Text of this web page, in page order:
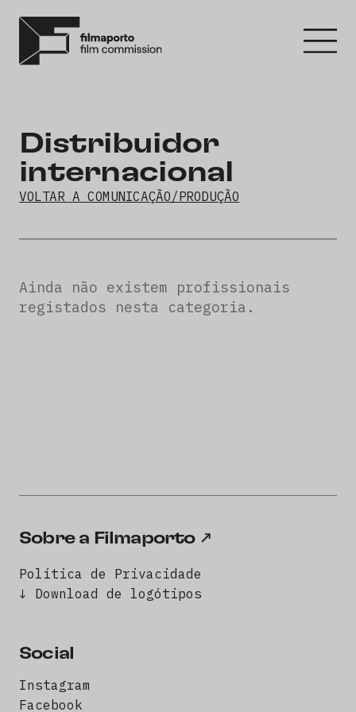
Distribuidor
internacional
VOLTAR A COMUNICAÇÃO/PRODUÇÃO
Ainda não existem profissionais
registados nesta categoria.
Sobre a Filmaporto
Política de Privacidade
↓ Download de logótipos
Social
Instagram
Facebook